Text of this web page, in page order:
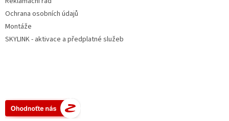
Ochrana osobních údajů
Montáže
SKYLINK - aktivace a předplatné služeb